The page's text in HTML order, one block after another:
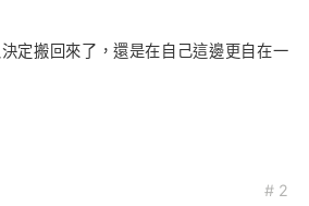
決定搬回來了，還是在自己這邊更自在一
# 2